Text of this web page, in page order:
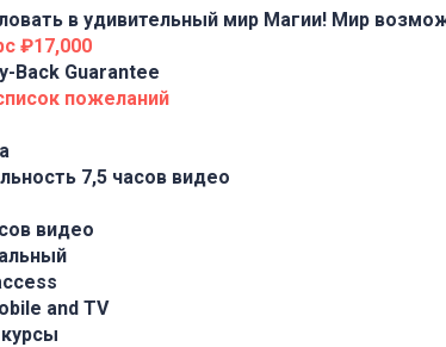
в удивительный мир Магии! Мир
₽17,000
Back Guarantee
пожеланий
7,5 часов видео
видео
and TV